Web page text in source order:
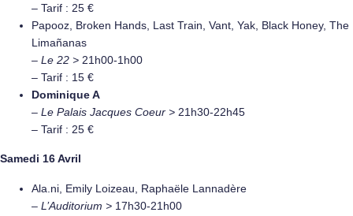
– Tarif : 25 €
Papooz, Broken Hands, Last Train, Vant, Yak, Black Honey, The
Limañanas
– Le 22 > 21h00-1h00
– Tarif : 15 €
Dominique A
– Le Palais Jacques Coeur > 21h30-22h45
– Tarif : 25 €
Samedi 16 Avril
Ala.ni, Emily Loizeau, Raphaële Lannadère
– L’Auditorium > 17h30-21h00